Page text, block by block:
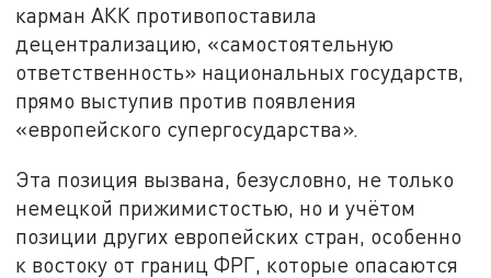
карман АКК противопоставила
децентрализацию, «самостоятельную
ответственность» национальных государств,
прямо выступив против появления
«европейского супергосударства».
Эта позиция вызвана, безусловно, не только
немецкой прижимистостью, но и учётом
позиции других европейских стран, особенно
к востоку от границ ФРГ, которые опасаются